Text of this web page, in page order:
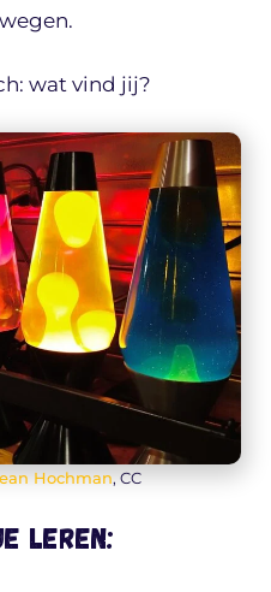
wat vind jij?
Hochman, CC
leren: